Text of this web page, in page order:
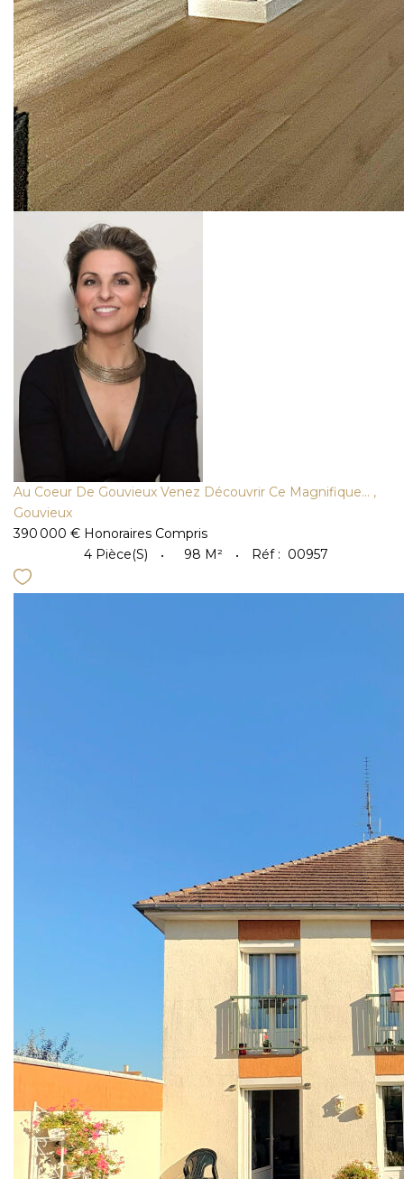
Au Coeur De Gouvieux Venez Découvrir Ce Magnifique... ,
Gouvieux
390 000 € Honoraires Compris
4 Pièce(s) 98 M² Réf : 00957